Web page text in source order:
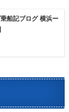
船記ブログ 横浜ー